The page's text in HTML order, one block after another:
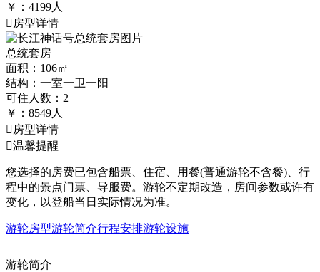
￥： 4199人
房型详情
总统套房
面积：106㎡
结构：一室一卫一阳
可住人数：2
￥： 8549人
房型详情
温馨提醒
您选择的房费已包含船票、住宿、用餐(普通游轮不含餐)、行
程中的景点门票、导服费。游轮不定期改造，房间参数或许有
变化，以登船当日实际情况为准。
游轮房型游轮简介行程安排游轮设施
游轮简介